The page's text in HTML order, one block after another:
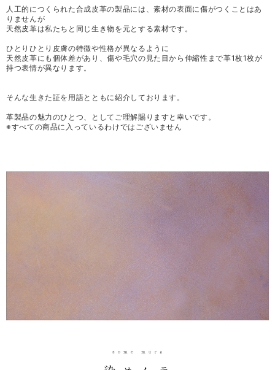
人工的につくられた合成皮革の製品には、素材の表面に傷がつくことはあ
りませんが
天然皮革は私たちと同じ生き物を元とする素材です。
ひとりひとり皮膚の特徴や性格が異なるように
天然皮革にも個体差があり、傷や毛穴の見た目から伸縮性まで革1枚1枚が
持つ表情が異なります。
そんな生きた証を用語とともに紹介しております。
革製品の魅力のひとつ、としてご理解賜りますと幸いです。
※すべての商品に入っているわけではございません